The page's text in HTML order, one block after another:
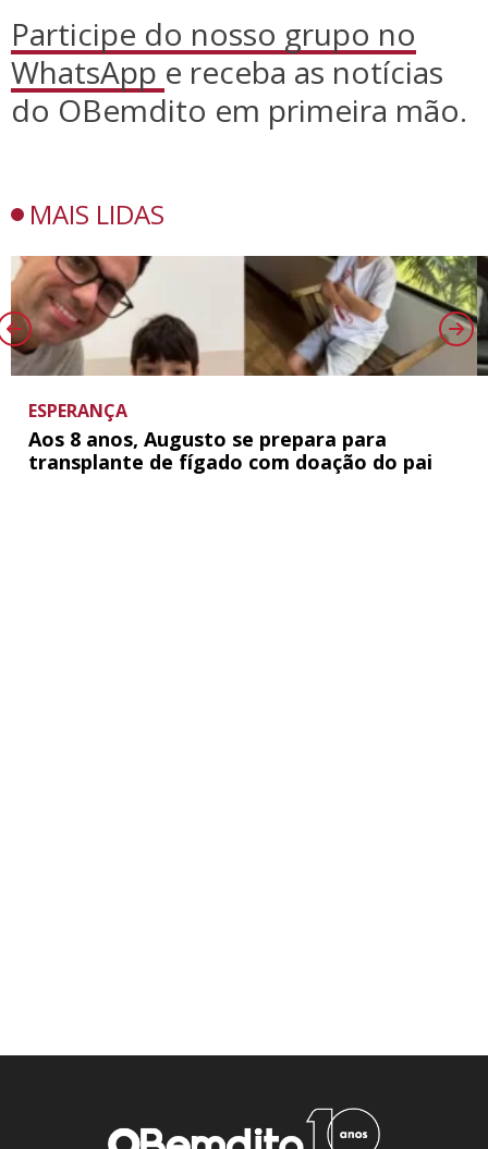
Participe do nosso grupo no
WhatsApp e receba as notícias
do OBemdito em primeira mão.
MAIS LIDAS
ESPERANÇA
Aos 8 anos, Augusto se prepara para
transplante de fígado com doação do pai